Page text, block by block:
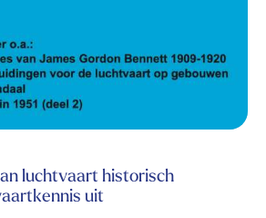
luchtvaart historisch
uit